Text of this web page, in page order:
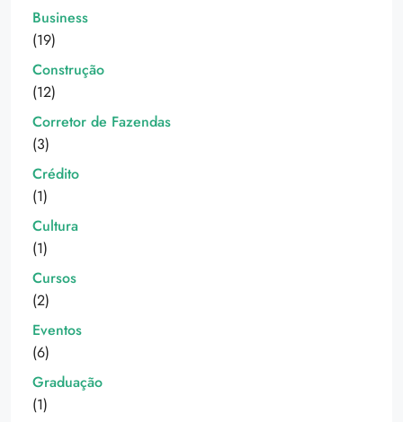
Business
(19)
Construção
(12)
Corretor de Fazendas
(3)
Crédito
(1)
Cultura
(1)
Cursos
(2)
Eventos
(6)
Graduação
(1)